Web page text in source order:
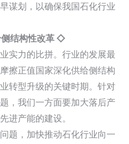
谋划，以确保我国石化行业
结构性改革◇
实力的比拼。行业的发展最
擦正值国家深化供给侧结构
转型升级的关键时期。针对
，我们一方面要加大落后产
进产能的建设。
题，加快推动石化行业向一